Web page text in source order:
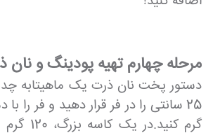
مرحله چهارم تهیه پودینگ و نان